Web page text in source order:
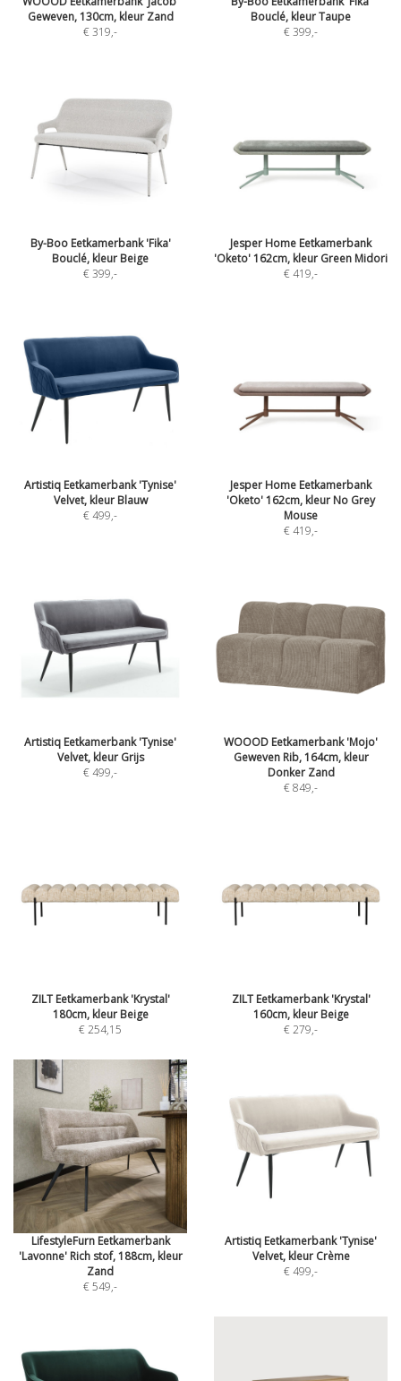
Geweven, 130cm, kleur Zand
€ 319,-
Bouclé, kleur Taupe
€ 399,-
By-Boo Eetkamerbank 'Fika'
Bouclé, kleur Beige
€ 399,-
Jesper Home Eetkamerbank
'Oketo' 162cm, kleur Green Midori
€ 419,-
Artistiq Eetkamerbank 'Tynise'
Velvet, kleur Blauw
€ 499,-
Jesper Home Eetkamerbank
'Oketo' 162cm, kleur No Grey
Mouse
€ 419,-
Artistiq Eetkamerbank 'Tynise'
Velvet, kleur Grijs
€ 499,-
WOOOD Eetkamerbank 'Mojo'
Geweven Rib, 164cm, kleur
Donker Zand
€ 849,-
ZILT Eetkamerbank 'Krystal'
180cm, kleur Beige
€ 254,15
ZILT Eetkamerbank 'Krystal'
160cm, kleur Beige
€ 279,-
LifestyleFurn Eetkamerbank
'Lavonne' Rich stof, 188cm, kleur
Zand
€ 549,-
Artistiq Eetkamerbank 'Tynise'
Velvet, kleur Crème
€ 499,-